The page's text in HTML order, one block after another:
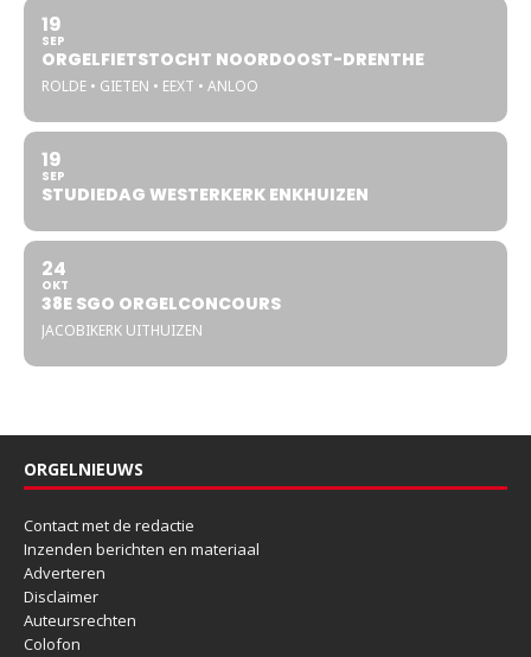
19
SEP
ORGELFIETSTOCHT NOORDOOST-DRENTHE
ROLDE • GIETEN • EEXT • ANLOO
19
SEP
STUDIEDAG WESTERKERK ENKHUIZEN
24
OKT
38E SGO ORGELCONCOURS
JACOBIKERK UITHUIZEN
ORGELNIEUWS
Contact met de redactie
Inzenden berichten en materiaal
Adverteren
Disclaimer
Auteursrechten
Colofon